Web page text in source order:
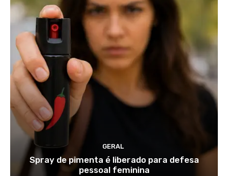
GERAL
Spray de pimenta é liberado para defesa
pessoal feminina